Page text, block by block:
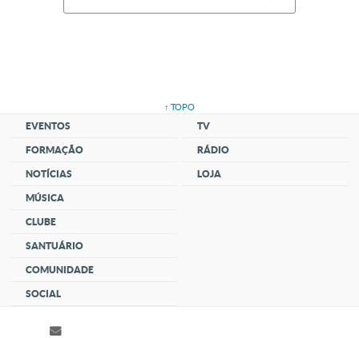
↑ TOPO
EVENTOS
FORMAÇÃO
NOTÍCIAS
MÚSICA
CLUBE
SANTUÁRIO
COMUNIDADE
SOCIAL
TV
RÁDIO
LOJA